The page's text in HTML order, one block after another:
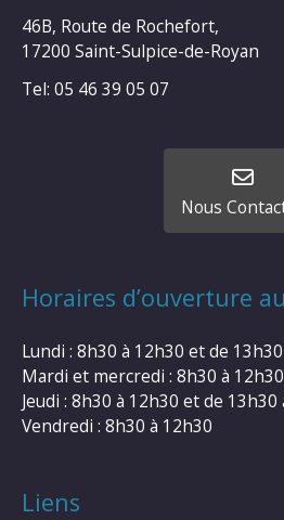
46B, Route de Rochefort,
17200 Saint-Sulpice-de-Royan
Tel: 05 46 39 05 07
Nous
Horaires d’ouverture
Lundi : 8h30 à 12h30 et de
Mardi et mercredi : 8h30 à 12h30
Jeudi : 8h30 à 12h30 et de 13h30
Vendredi : 8h30 à 12h30
Liens